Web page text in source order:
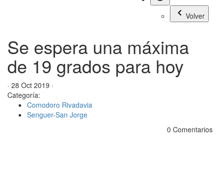
Volver
Se espera una máxima
de 19 grados para hoy
· 28 Oct 2019 ·
Categoría:
Comodoro Rivadavia
Senguer-San Jorge
0 Comentarios